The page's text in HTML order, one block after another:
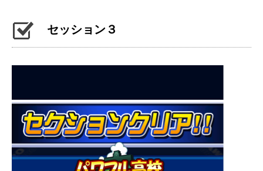
セッション３